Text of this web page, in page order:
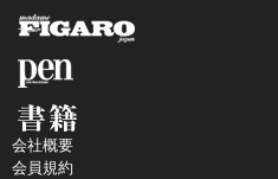
会社概要
会員規約